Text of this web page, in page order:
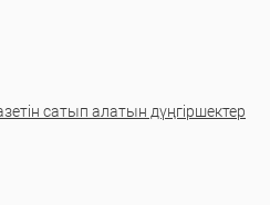
сатып алатын дүңгіршектер